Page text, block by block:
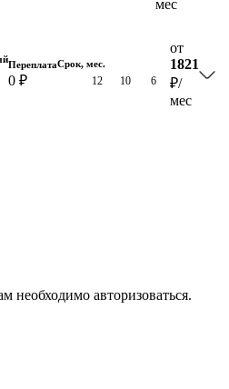
мес
Переплата
0 ₽
Срок, мес.
12 10 6
от
1821
₽/
мес
необходимо авторизоваться.